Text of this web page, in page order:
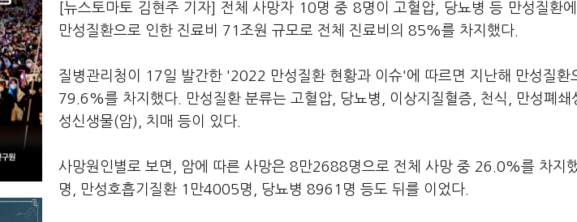
[뉴스토마토 김현주 기자] 전체 사망자 10명 중 8명이 고혈압, 당뇨병 등 만성질환
만성질환으로 인한 진료비 71조원 규모로 전체 진료비의 85%를 차지했다.
질병관리청이 17일 발간한 '2022 만성질환 현황과 이슈'에 따르면 지난해 만성질환
79.6%를 차지했다. 만성질환 분류는 고혈압, 당뇨병, 이상지질혈증, 천식, 만성폐쇄
성신생물(암), 치매 등이 있다.
사망원인별로 보면, 암에 따른 사망은 8만2688명으로 전체 사망 중 26.0%를 차지
명, 만성호흡기질환 1만4005명, 당뇨병 8961명 등도 뒤를 이었다.